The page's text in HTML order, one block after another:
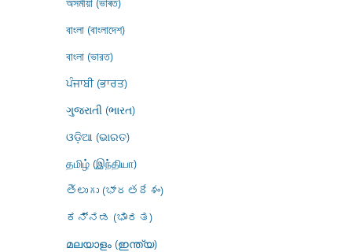
বাংলা (বাংলাদেশ)
বাংলা (ভারত)
ਪੰਜਾਬੀ (ਭਾਰਤ)
ગુજરાતી (ભારત)
ଓଡ଼ିଆ (ଭାରତ)
தமிழ் (இந்தியா)
తెలుగు (భారతదేశం)
ಕನ್ನಡ (ಭಾರತ)
മലയാളം (ഇന്ത്യ)